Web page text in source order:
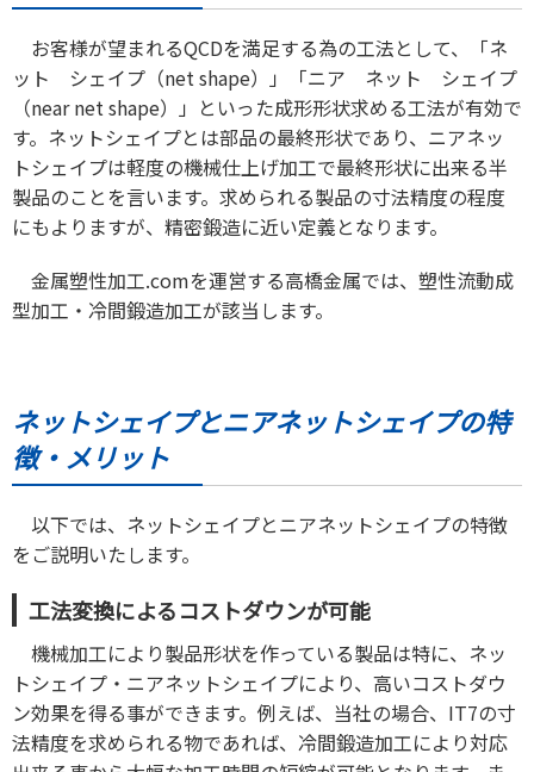
お客様が望まれるQCDを満足する為の工法として、「ネ
ット シェイプ（net shape）」「ニア ネット シェイプ
（near net shape）」といった成形形状求める工法が有効で
す。ネットシェイプとは部品の最終形状であり、ニアネッ
トシェイプは軽度の機械仕上げ加工で最終形状に出来る半
製品のことを言います。求められる製品の寸法精度の程度
にもよりますが、精密鍛造に近い定義となります。
金属塑性加工.comを運営する高橋金属では、塑性流動成
型加工・冷間鍛造加工が該当します。
ネットシェイプとニアネットシェイプの特
徴・メリット
以下では、ネットシェイプとニアネットシェイプの特徴
をご説明いたします。
工法変換によるコストダウンが可能
機械加工により製品形状を作っている製品は特に、ネッ
トシェイプ・ニアネットシェイプにより、高いコストダウ
ン効果を得る事ができます。例えば、当社の場合、IT7の寸
法精度を求められる物であれば、冷間鍛造加工により対応